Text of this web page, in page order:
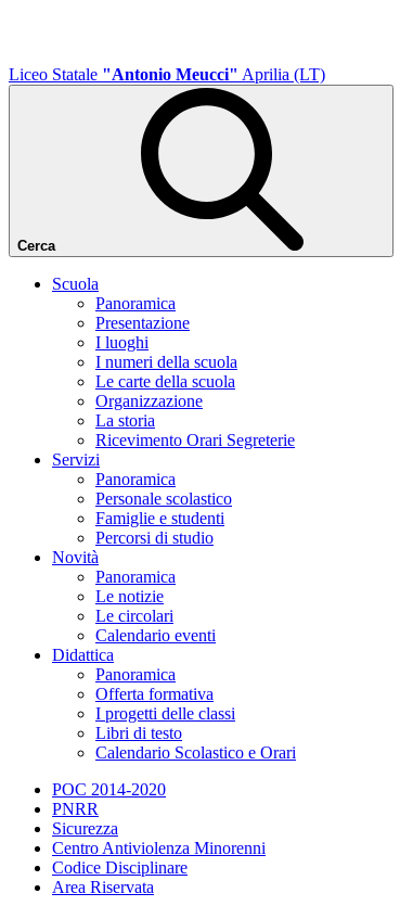
Liceo Statale "Antonio Meucci" Aprilia (LT)
Cerca
Scuola
Panoramica
Presentazione
I luoghi
I numeri della scuola
Le carte della scuola
Organizzazione
La storia
Ricevimento Orari Segreterie
Servizi
Panoramica
Personale scolastico
Famiglie e studenti
Percorsi di studio
Novità
Panoramica
Le notizie
Le circolari
Calendario eventi
Didattica
Panoramica
Offerta formativa
I progetti delle classi
Libri di testo
Calendario Scolastico e Orari
POC 2014-2020
PNRR
Sicurezza
Centro Antiviolenza Minorenni
Codice Disciplinare
Area Riservata